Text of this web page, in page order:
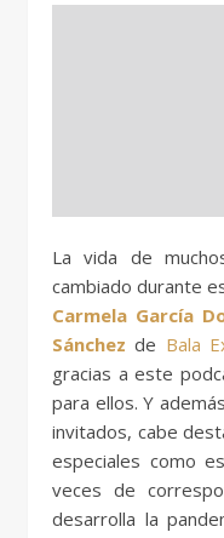
La vida de
cambiado durante
Carmela García
Sánchez de Bala
gracias a este
para ellos. Y
invitados, cabe
especiales como es
veces de
desarrolla la